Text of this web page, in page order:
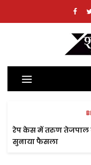
Toggle
navigation
रेप केस में तरुण तेजपाल
सुनाया फैसला